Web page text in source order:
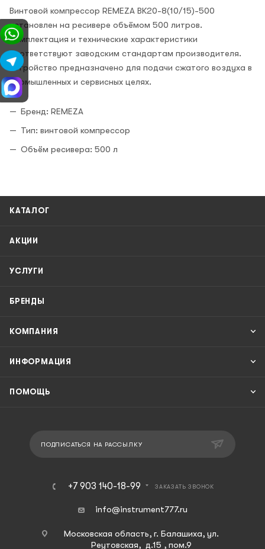
Винтовой компрессор REMEZA ВК20-8(10/15)-500
установлен на ресивере объёмом 500 литров.
Комплектация и технические характеристики
соответствуют заводским стандартам производителя.
Устройство предназначено для подачи сжатого воздуха в
промышленных и сервисных целях.
Бренд: REMEZA
Тип: винтовой компрессор
Объём ресивера: 500 л
КАТАЛОГ
АКЦИИ
УСЛУГИ
БРЕНДЫ
КОМПАНИЯ
ИНФОРМАЦИЯ
ПОМОЩЬ
ПОДПИСАТЬСЯ НА РАССЫЛКУ
+7 903 140-18-99 ЗАКАЗАТЬ ЗВОНОК
info@instrument777.ru
Московская область, г. Балашиха, ул.
Реутовская, д.15 , пом.9